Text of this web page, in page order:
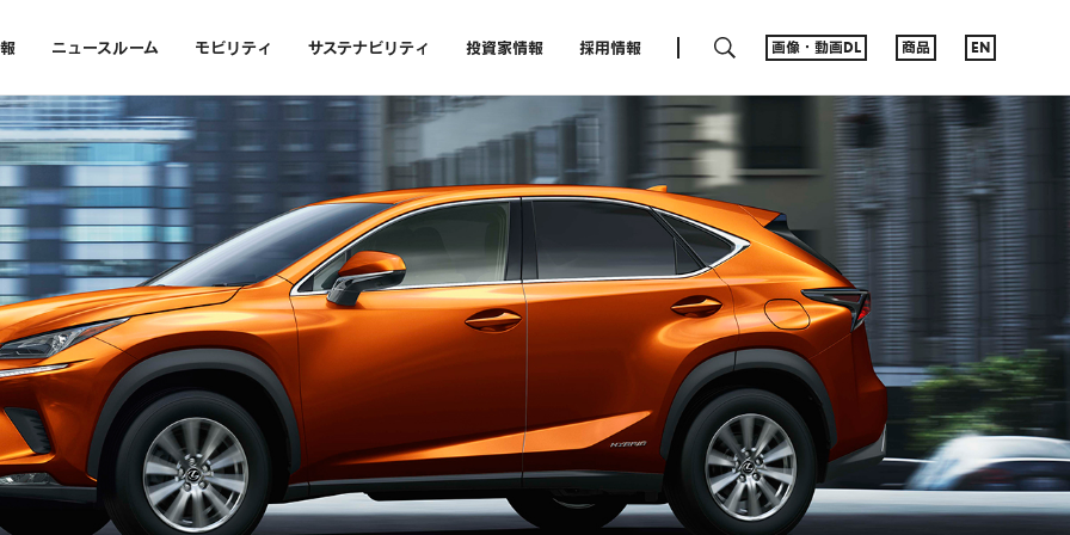
ニュースルーム モビリティ サステナビリティ 投資家情報 採用情報 SEARCH画像・動画DL 商品 EN